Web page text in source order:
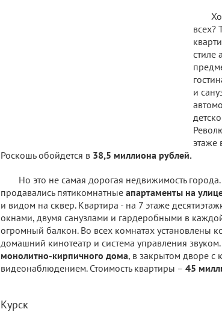
всех?
стиле
и
этаже
Роскошь обойдется в 38,5 миллиона рублей.
Но это не самая дорогая недвижимость
продавались пятикомнатные апартаменты на
и видом на сквер. Квартира - на 7 этаже
окнами, двумя санузлами и гардеробными в
огромный балкон. Во всех комнатах установлены
домашний кинотеатр и система управления звуком.
монолитно-кирпичного дома, в закрытом дворе с
видеонаблюдением. Стоимость квартиры – 45
Курск